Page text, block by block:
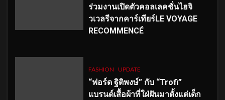
ร่วมงานเปิดตัวคอลเลคชั่นไฮจิ
วเวลรีจากคาร์เทียร์LE VOYAGE
RECOMMENCÉ
FASHION UPDATE
“ฟอร์ด ฐิติพงษ์” กับ “Trofi”
แบรนด์เสื้อผ้าที่ใฝ่ฝันมาตั้งแต่เด็ก